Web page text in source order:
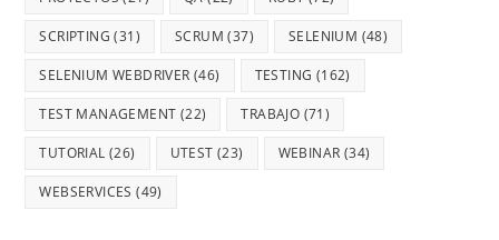
SCRIPTING (31) SCRUM (37) SELENIUM (48)
SELENIUM WEBDRIVER (46) TESTING (162)
TEST MANAGEMENT (22) TRABAJO (71)
TUTORIAL (26) UTEST (23) WEBINAR (34)
WEBSERVICES (49)